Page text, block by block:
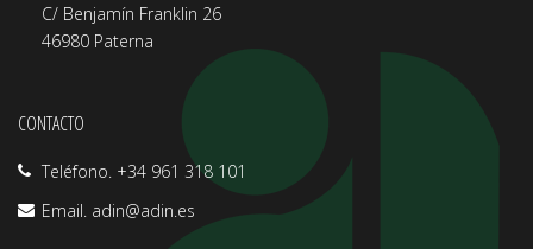
C/ Benjamín Franklin 26
46980 Paterna
CONTACTO
Teléfono. +34 961 318 101
Email. adin@adin.es